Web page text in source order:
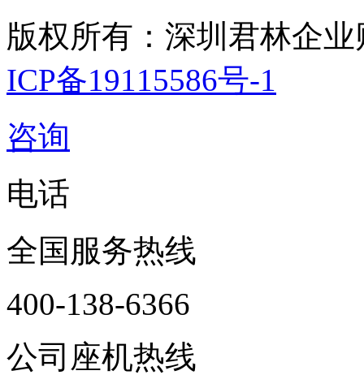
版权所有：深圳君林企
ICP备19115586号-1
咨询
电话
全国服务热线
400-138-6366
公司座机热线